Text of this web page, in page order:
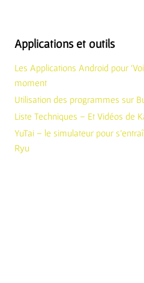
Applications et outils
Les Applications Android pour
moment
Utilisation des programmes sur
Liste Techniques – Et Vidéos de
YuTai – le simulateur pour
Ryu